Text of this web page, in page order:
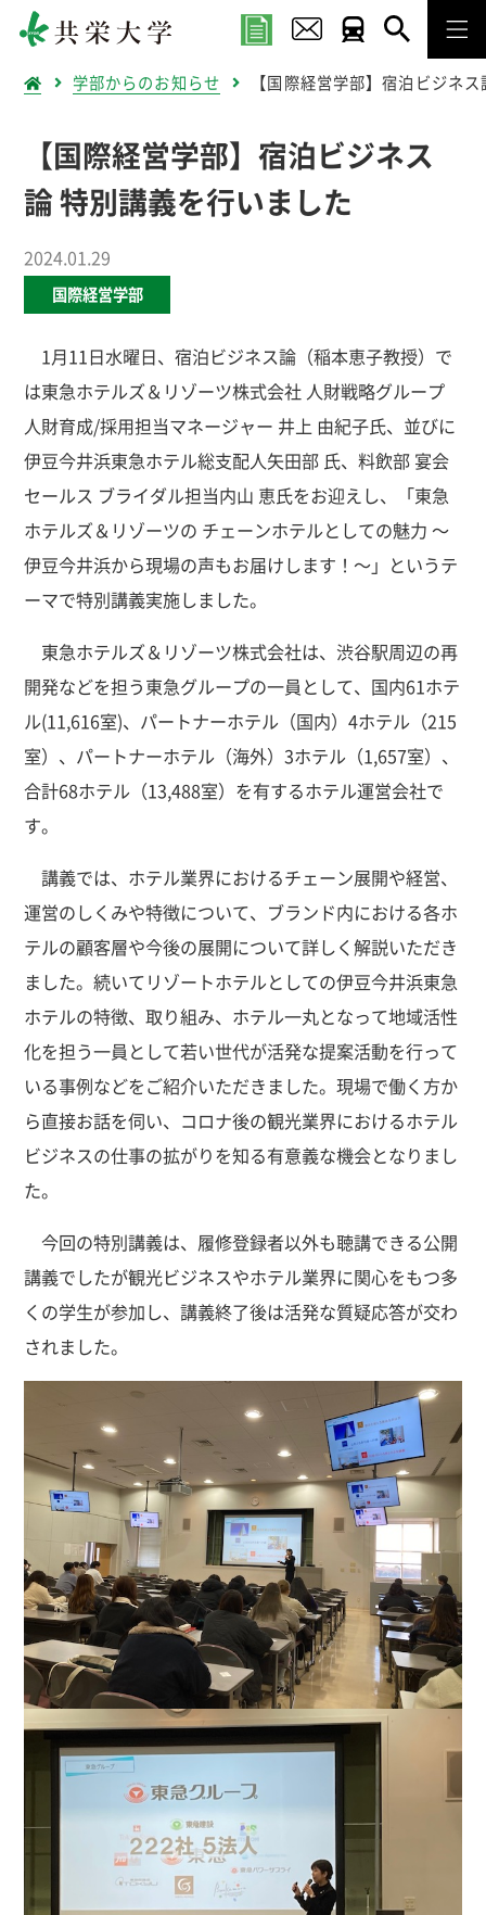
学部からのお知らせ 【国際経営学部】宿泊ビジネ
【国際経営学部】宿泊ビジネス
論 特別講義を行いました
2024.01.29
国際経営学部
1月11日水曜日、宿泊ビジネス論（稲本恵子教授）で
は東急ホテルズ＆リゾーツ株式会社 人財戦略グループ
人財育成/採用担当マネージャー 井上 由紀子氏、並びに
伊豆今井浜東急ホテル総支配人矢田部 氏、料飲部 宴会
セールス ブライダル担当内山 恵氏をお迎えし、「東急
ホテルズ＆リゾーツの チェーンホテルとしての魅力 ～
伊豆今井浜から現場の声もお届けします！～」というテ
ーマで特別講義実施しました。
東急ホテルズ＆リゾーツ株式会社は、渋谷駅周辺の再
開発などを担う東急グループの一員として、国内61ホテ
ル(11,616室)、パートナーホテル（国内）4ホテル（215
室）、パートナーホテル（海外）3ホテル（1,657室）、
合計68ホテル（13,488室）を有するホテル運営会社で
す。
講義では、ホテル業界におけるチェーン展開や経営、
運営のしくみや特徴について、ブランド内における各ホ
テルの顧客層や今後の展開について詳しく解説いただき
ました。続いてリゾートホテルとしての伊豆今井浜東急
ホテルの特徴、取り組み、ホテル一丸となって地域活性
化を担う一員として若い世代が活発な提案活動を行って
いる事例などをご紹介いただきました。現場で働く方か
ら直接お話を伺い、コロナ後の観光業界におけるホテル
ビジネスの仕事の拡がりを知る有意義な機会となりまし
た。
今回の特別講義は、履修登録者以外も聴講できる公開
講義でしたが観光ビジネスやホテル業界に関心をもつ多
くの学生が参加し、講義終了後は活発な質疑応答が交わ
されました。